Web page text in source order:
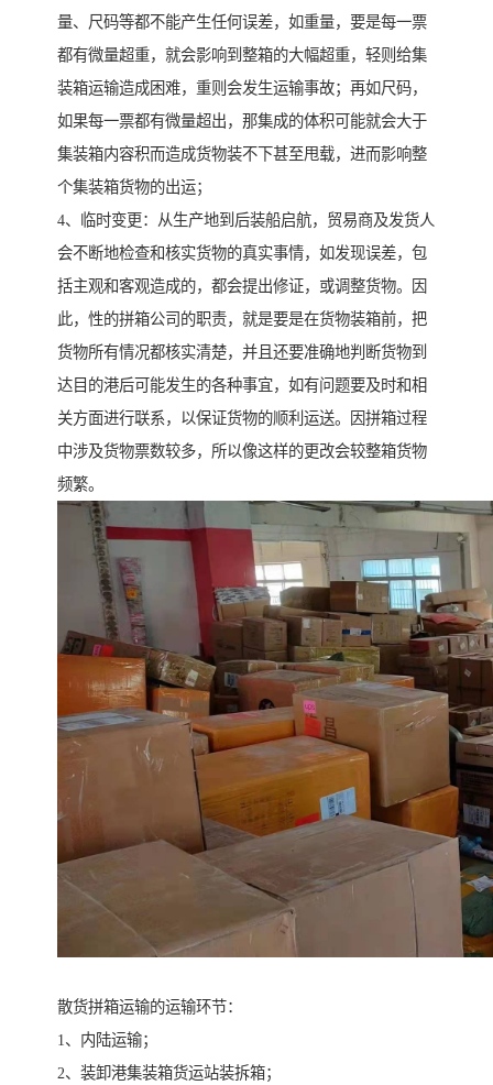
量、尺码等都不能产生任何误差，如重量，要是每一票
都有微量超重，就会影响到整箱的大幅超重，轻则给集
装箱运输造成困难，重则会发生运输事故；再如尺码，
如果每一票都有微量超出，那集成的体积可能就会大于
集装箱内容积而造成货物装不下甚至甩载，进而影响整
个集装箱货物的出运；
4、临时变更：从生产地到后装船启航，贸易商及发货人
会不断地检查和核实货物的真实事情，如发现误差，包
括主观和客观造成的，都会提出修证，或调整货物。因
此，性的拼箱公司的职责，就是要是在货物装箱前，把
货物所有情况都核实清楚，并且还要准确地判断货物到
达目的港后可能发生的各种事宜，如有问题要及时和相
关方面进行联系，以保证货物的顺利运送。因拼箱过程
中涉及货物票数较多，所以像这样的更改会较整箱货物
频繁。
散货拼箱运输的运输环节：
1、内陆运输；
2、装卸港集装箱货运站装拆箱；